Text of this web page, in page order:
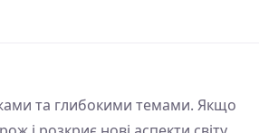
та глибокими темами. Якщо